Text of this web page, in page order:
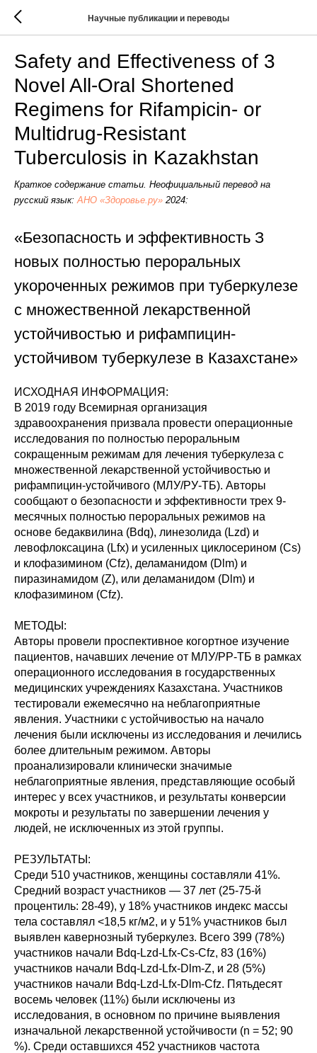
Научные публикации и переводы
Safety and Effectiveness of 3
Novel All-Oral Shortened
Regimens for Rifampicin- or
Multidrug-Resistant
Tuberculosis in Kazakhstan
Краткое содержание статьи. Неофициальный перевод на
русский язык: АНО «Здоровье.ру» 2024:
«Безопасность и эффективность З
новых полностью пероральных
укороченных режимов при туберкулезе
с множественной лекарственной
устойчивостью и рифампицин-
устойчивом туберкулезе в Казахстане»
ИСХОДНАЯ ИНФОРМАЦИЯ:
В 2019 году Всемирная организация
здравоохранения призвала провести операционные
исследования по полностью пероральным
сокращенным режимам для лечения туберкулеза с
множественной лекарственной устойчивостью и
рифампицин-устойчивого (МЛУ/РУ-TБ). Авторы
сообщают о безопасности и эффективности трех 9-
месячных полностью пероральных режимов на
основе бедаквилина (Bdq), линезолида (Lzd) и
левофлоксацина (Lfx) и усиленных циклосерином (Cs)
и клофазимином (Cfz), деламанидом (Dlm) и
пиразинамидом (Z), или деламанидом (Dlm) и
клофазимином (Cfz).
МЕТОДЫ:
Авторы провели проспективное когортное изучение
пациентов, начавших лечение от МЛУ/РР-ТБ в рамках
операционного исследования в государственных
медицинских учреждениях Казахстана. Участников
тестировали ежемесячно на неблагоприятные
явления. Участники с устойчивостью на начало
лечения были исключены из исследования и лечились
более длительным режимом. Авторы
проанализировали клинически значимые
неблагоприятные явления, представляющие особый
интерес у всех участников, и результаты конверсии
мокроты и результаты по завершении лечения у
людей, не исключенных из этой группы.
РЕЗУЛЬТАТЫ:
Среди 510 участников, женщины составляли 41%.
Средний возраст участников — 37 лет (25-75-й
процентиль: 28-49), у 18% участников индекс массы
тела составлял <18,5 кг/м2, и у 51% участников был
выявлен кавернозный туберкулез. Всего 399 (78%)
участников начали Bdq-Lzd-Lfx-Cs-Cfz, 83 (16%)
участников начали Bdq-Lzd-Lfx-Dlm-Z, и 28 (5%)
участников начали Bdq-Lzd-Lfx-Dlm-Cfz. Пятьдесят
восемь человек (11%) были исключены из
исследования, в основном по причине выявления
изначальной лекарственной устойчивости (n = 52; 90
%). Среди оставшихся 452 участников частота